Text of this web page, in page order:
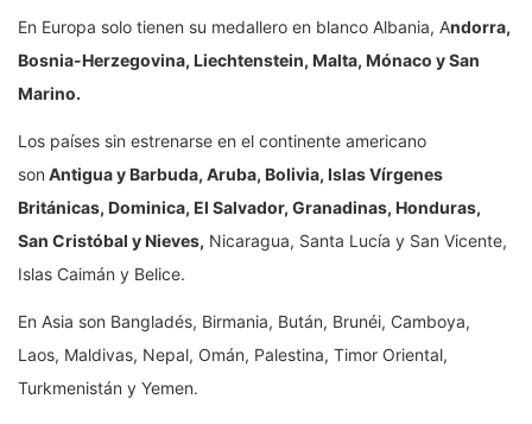
En Europa solo tienen su medallero en blanco Albania, Andorra,
Bosnia-Herzegovina, Liechtenstein, Malta, Mónaco y San
Marino.
Los países sin estrenarse en el continente americano
son Antigua y Barbuda, Aruba, Bolivia, Islas Vírgenes
Británicas, Dominica, El Salvador, Granadinas, Honduras,
San Cristóbal y Nieves, Nicaragua, Santa Lucía y San Vicente,
Islas Caimán y Belice.
En Asia son Bangladés, Birmania, Bután, Brunéi, Camboya,
Laos, Maldivas, Nepal, Omán, Palestina, Timor Oriental,
Turkmenistán y Yemen.